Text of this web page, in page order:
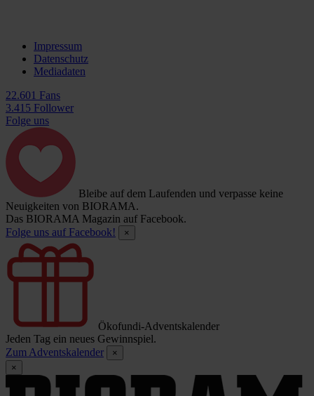
Impressum
Datenschutz
Mediadaten
22.601 Fans
3.415 Follower
Folge uns
Bleibe auf dem Laufenden und verpasse keine
Neuigkeiten von BIORAMA.
Das BIORAMA Magazin auf Facebook.
Folge uns auf Facebook!
×
Ökofundi-Adventskalender
Jeden Tag ein neues Gewinnspiel.
Zum Adventskalender
×
×